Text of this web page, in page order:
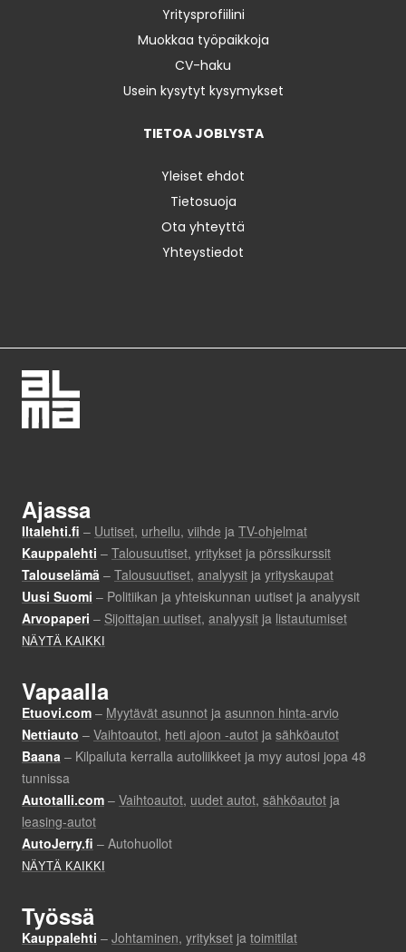
Yritysprofiilini
Muokkaa työpaikkoja
CV-haku
Usein kysytyt kysymykset
TIETOA JOBLYSTA
Yleiset ehdot
Tietosuoja
Ota yhteyttä
Yhteystiedot